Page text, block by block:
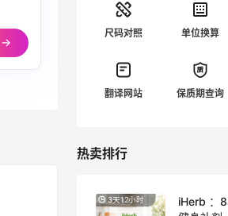
→
尺码对照 单位换算
翻译网站 保质期查询
热卖排行
3天12小时
iHerb ：